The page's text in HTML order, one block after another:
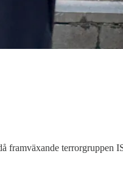
framväxande terrorgruppen